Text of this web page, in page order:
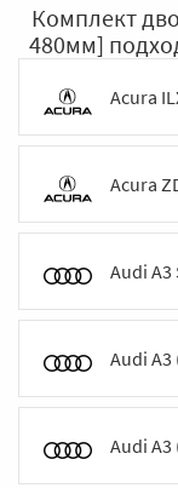
Комплект
480мм]
Acura
Acura
Audi A3
Audi A3
Audi A3